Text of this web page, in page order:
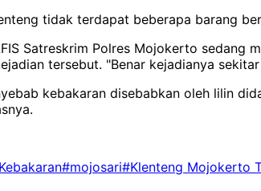
tidak terdapat beberapa barang
Satreskrim Polres Mojokerto sedang
tersebut. "Benar kejadianya
kebakaran disebabkan oleh lilin
#mojosari#Klenteng Mojokerto